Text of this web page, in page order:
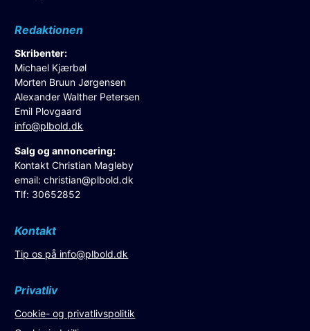
Redaktionen
Skribenter:
Michael Kjærbøl
Morten Bruun Jørgensen
Alexander Walther Petersen
Emil Plovgaard
info@plbold.dk
Salg og annoncering:
Kontakt Christian Magleby
email:christian@plbold.dk
Tlf: 30652852
Kontakt
Tip os på info@plbold.dk
Privatliv
Cookie- og privatlivspolitik